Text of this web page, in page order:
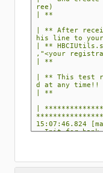
|
| ** After
his line to
| **
,"<your
|
| ** This test
d at any
|
|
15:07:46.824
- Init for bank
- Using